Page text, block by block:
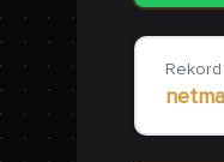
Rekord